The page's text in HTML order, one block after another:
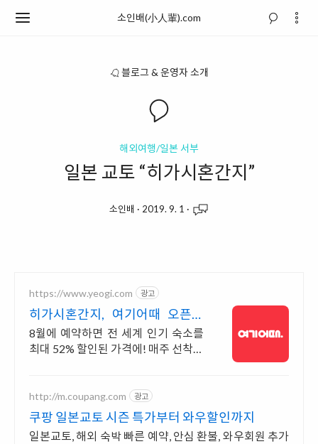
소인배(小人輩).com
블로그 & 운영자 소개
해외여행/일본 서부
일본 교토 “히가시혼간지”
소인배 · 2019. 9. 1 ·
https://www.yeogi.com 광고
히가시혼간지, 여기어때 오픈런
숙소 최대 81% 할인
8월에 예약하면 전 세계 인기 숙소를
최대 52% 할인된 가격에! 매주 선착순
http://m.coupang.com 광고
쿠팡 일본교토 시즌 특가부터 와우할인까지
일본교토, 해외 숙박 빠른 예약, 안심 환불, 와우회원 추가